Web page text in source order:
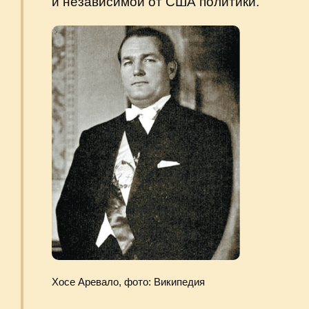
Ригоберта Менчу, фото: архив фонда
Нобелевской премии
2020 г.
Алехандро Джамматтеи избран
президентом Гватемалы сроком
на четыре года. Международные
эксперты оценивают режим в стране,
действующий сегодня, как гибридный,
сочетающий автократический
с демократическим.